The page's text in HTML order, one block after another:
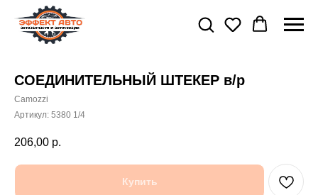
СОЕДИНИТЕЛЬНЫЙ ШТЕКЕР в/р
Camozzi
Артикул: 5380 1/4
206,00 р.
Купить